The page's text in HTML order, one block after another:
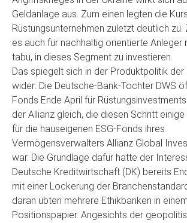
Geldanlage aus. Zum einen legten die
Rüstungsunternehmen zuletzt deutlich zu.
es auch für nachhaltig orientierte Anleger
tabu, in dieses Segment zu investieren.
Das spiegelt sich in der Produktpolitik
wider: Die Deutsche-Bank-Tochter DWS
Fonds Ende April für
der Allianz gleich, die diesen Schritt
für die hauseigenen ESG-Fonds ihres
Vermögensverwalters Allianz Global
war. Die Grundlage dafür hatte der
Deutsche Kreditwirtschaft (DK) bereits
mit einer Lockerung der
daran übten mehrere Ethikbanken in
Positionspapier. Angesichts der